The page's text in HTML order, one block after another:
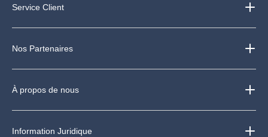
Service Client
Nos Partenaires
À propos de nous
Information Juridique